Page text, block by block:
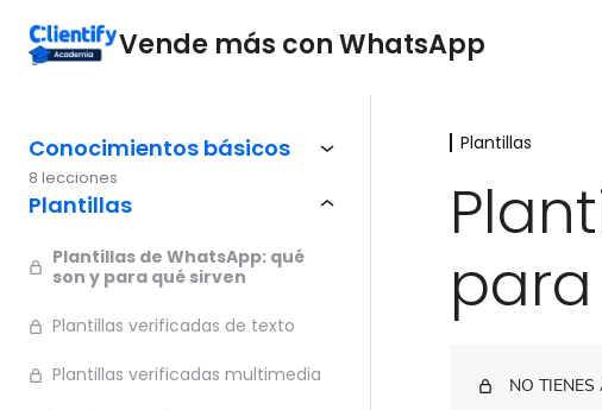
Vende más con WhatsApp
Conocimientos básicos
8 lecciones
Plantillas
Plantillas de WhatsApp: qué
son y para qué sirven
Plantillas verificadas de texto
Plantillas verificadas multimedia
Plantillas
NO TIENES